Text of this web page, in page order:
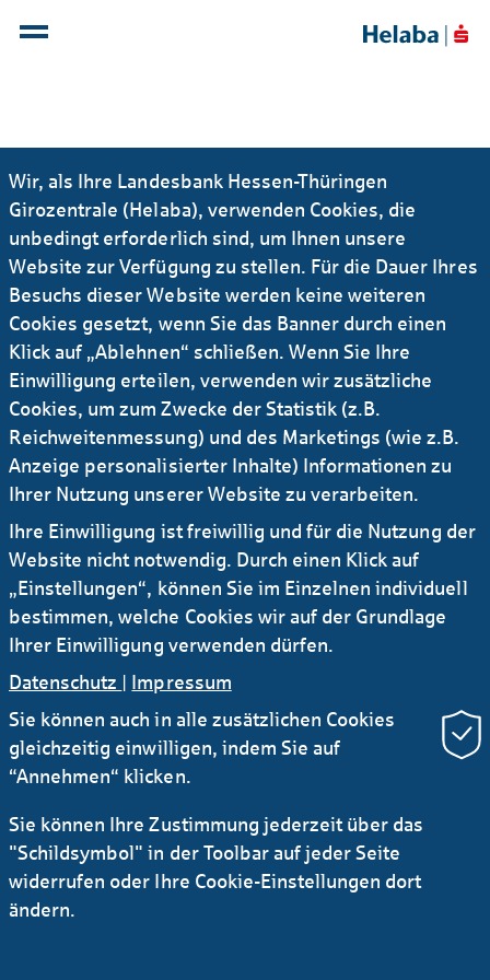
Ergänzende
datenschutzrechtliche
Informationen zum
Überweisungsverkehr
Im Rahmen der Ausführung der Überweisung
übermitteln wir die in der Überweisung enthaltenen
Daten (Überweisungsdaten) unmittelbar oder unter
Beteiligung zwischengeschalteter Stellen an den
Zahlungsdienstleister des Zahlungsempfängers.
Informationen zum Überweisungsverkehr PDF
| 92 KB
Newsletter Research
RSS
Kontakt
Service Sichere E-Mail Kommunikation
Wir, als Ihre Landesbank Hessen-Thüringen
Girozentrale (Helaba), verwenden Cookies, die
unbedingt erforderlich sind, um Ihnen unsere
Website zur Verfügung zu stellen. Für die Dauer Ihres
Besuchs dieser Website werden keine weiteren
Cookies gesetzt, wenn Sie das Banner durch einen
Klick auf „Ablehnen“ schließen. Wenn Sie Ihre
Einwilligung erteilen, verwenden wir zusätzliche
Cookies, um zum Zwecke der Statistik (z.B.
Reichweitenmessung) und des Marketings (wie z.B.
Anzeige personalisierter Inhalte) Informationen zu
Ihrer Nutzung unserer Website zu verarbeiten.
Ihre Einwilligung ist freiwillig und für die Nutzung der
Website nicht notwendig. Durch einen Klick auf
„Einstellungen“, können Sie im Einzelnen individuell
bestimmen, welche Cookies wir auf der Grundlage
Ihrer Einwilligung verwenden dürfen.
Datenschutz | Impressum
Sie können auch in alle zusätzlichen Cookies
gleichzeitig einwilligen, indem Sie auf
“Annehmen“ klicken.
Sie können Ihre Zustimmung jederzeit über das
"Schildsymbol" in der Toolbar auf jeder Seite
widerrufen oder Ihre Cookie-Einstellungen dort
ändern.